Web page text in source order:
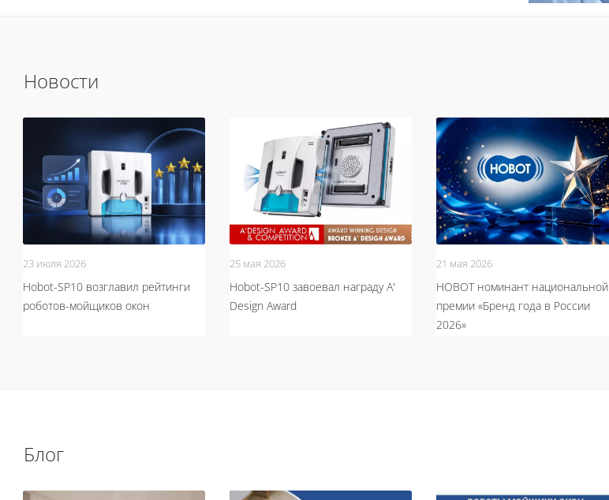
Новости
23 июля 2026
Hobot-SP10 возглавил рейтинги
роботов-мойщиков окон
25 мая 2026
Hobot-SP10 завоевал награду A'
Design Award
21 мая 2026
HOBOT номинант национальной
премии «Бренд года в России
2026»
Блог